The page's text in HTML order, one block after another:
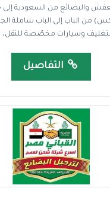
والبضائع من السعودية إلى
الباب إلى الباب شاملة
وسيارات مخصّصة للنقل،
التفاصيل